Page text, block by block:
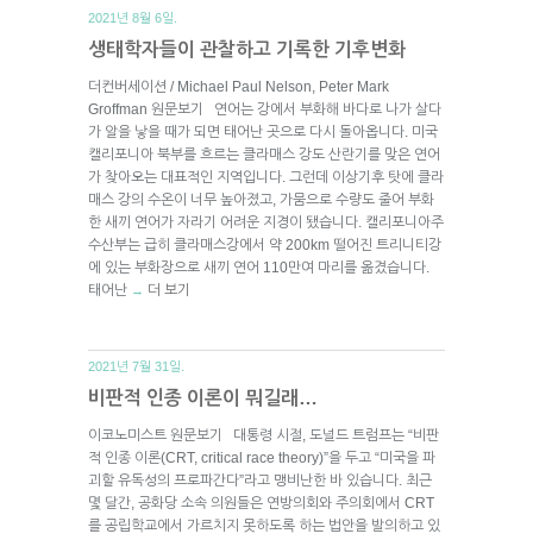
2021년 8월 6일.
생태학자들이 관찰하고 기록한 기후변화
더컨버세이션 / Michael Paul Nelson, Peter Mark
Groffman 원문보기 연어는 강에서 부화해 바다로 나가 살다
가 알을 낳을 때가 되면 태어난 곳으로 다시 돌아옵니다. 미국
캘리포니아 북부를 흐르는 클라매스 강도 산란기를 맞은 연어
가 찾아오는 대표적인 지역입니다. 그런데 이상기후 탓에 클라
매스 강의 수온이 너무 높아졌고, 가뭄으로 수량도 줄어 부화
한 새끼 연어가 자라기 어려운 지경이 됐습니다. 캘리포니아주
수산부는 급히 클라매스강에서 약 200km 떨어진 트리니티강
에 있는 부화장으로 새끼 연어 110만여 마리를 옮겼습니다.
태어난 → 더 보기
2021년 7월 31일.
비판적 인종 이론이 뭐길래…
이코노미스트 원문보기 대통령 시절, 도널드 트럼프는 “비판
적 인종 이론(CRT, critical race theory)”을 두고 “미국을 파
괴할 유독성의 프로파간다”라고 맹비난한 바 있습니다. 최근
몇 달간, 공화당 소속 의원들은 연방의회와 주의회에서 CRT
를 공립학교에서 가르치지 못하도록 하는 법안을 발의하고 있